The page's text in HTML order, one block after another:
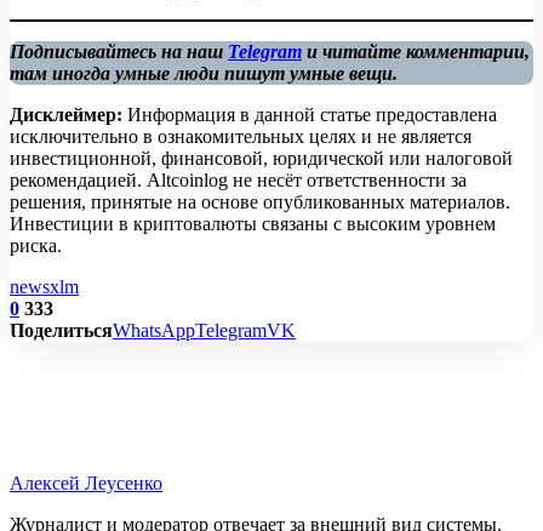
Подписывайтесь на наш Telegram и читайте комментарии,
там иногда умные люди пишут умные вещи.
Дисклеймер: Информация в данной статье предоставлена
исключительно в ознакомительных целях и не является
инвестиционной, финансовой, юридической или налоговой
рекомендацией. Altcoinlog не несёт ответственности за
решения, принятые на основе опубликованных материалов.
Инвестиции в криптовалюты связаны с высоким уровнем
риска.
newsxlm
0 333
ПоделитьсяWhatsAppTelegramVK
Алексей Леусенко
Журналист и модератор отвечает за внешний вид системы.